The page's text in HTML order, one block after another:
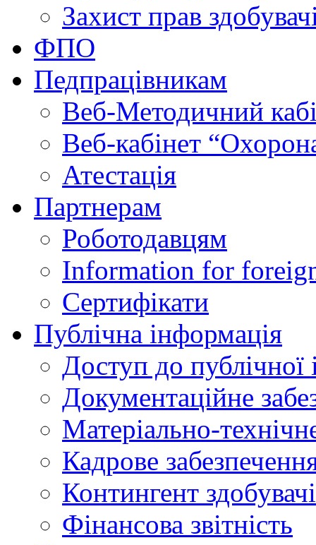
Захист прав
ФПО
Педпрацівникам
Веб-Методичний
Веб-кабінет
Атестація
Партнерам
Роботодавцям
Information for
Сертифікати
Публічна інформація
Доступ до публічної
Документаційне
Матеріально-
Кадрове
Контингент
Фінансова звітність